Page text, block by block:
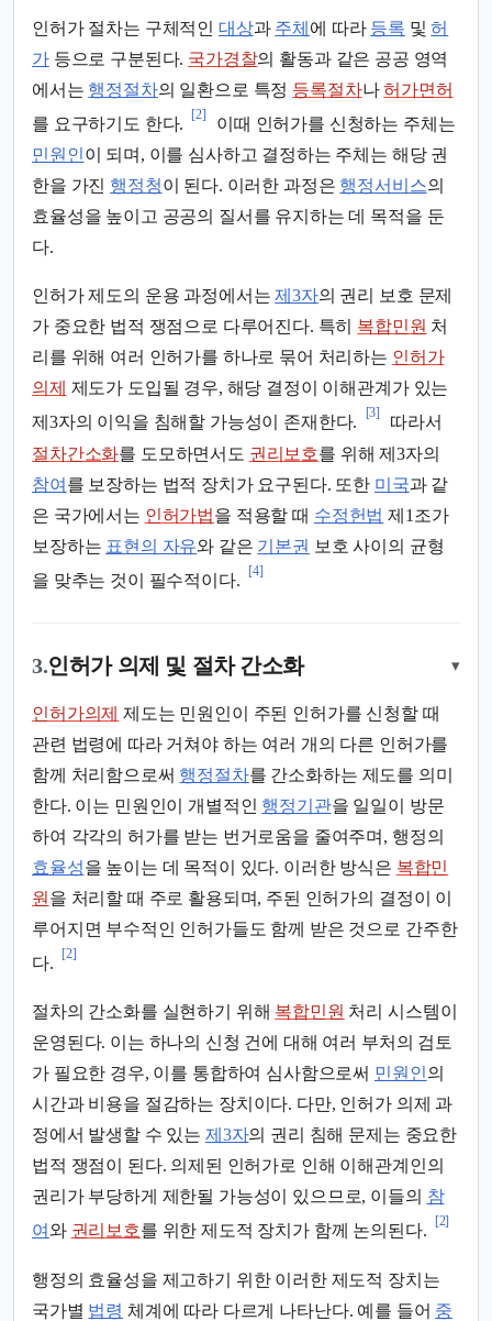
인허가 절차는 구체적인 대상과 주체 에 따라 등록 및허
가등으로 구분된다. 국가경찰의 활동과 같은 공공 영역
에서는 행정절차의 일환으로 특정 등록절차나허가면허
를 요구하기도 한다.
[2]
이때 인허가를 신청하는 주체는
민원인이 되며, 이를 심사하고 결정하는 주체는 해당 권
한을 가진 행정청이 된다. 이러한 과정은 행정서비스의
효율성을 높이고 공공의 질서를 유지하는 데 목적을 둔
다.
인허가 제도의 운용 과정에서는제3자의 권리 보호 문제
가 중요한 법적 쟁점으로 다루어진다. 특히 복합민원 처
리를 위해 여러 인허가를 하나로 묶어 처리하는 인허가
의제 제도가 도입될 경우, 해당 결정이 이해관계가 있는
제3자의 이익을 침해할 가능성이 존재한다.
[3]
따라서
절차간소화를 도모하면서도 권리보호를 위해 제3자의
참여 를 보장하는 법적 장치가 요구된다. 또한 미국과 같
은 국가에서는 인허가법을 적용할 때 수정헌법 제1조가
보장하는 표현의 자유와 같은 기본권 보호 사이의 균형
을 맞추는 것이 필수적이다.
[4]
3.인허가 의제 및 절차 간소화 ▾
인허가의제 제도는 민원인이 주된 인허가를 신청할 때
관련 법령에 따라 거쳐야 하는 여러 개의 다른 인허가를
함께 처리함으로써 행정절차를 간소화하는 제도를 의미
한다. 이는 민원인이 개별적인 행정기관을 일일이 방문
하여 각각의 허가를 받는 번거로움을 줄여주며, 행정의
효율성을 높이는 데 목적이 있다. 이러한 방식은 복합민
원 을 처리할 때 주로 활용되며, 주된 인허가의 결정이 이
루어지면 부수적인 인허가들도 함께 받은 것으로 간주한
다.
[2]
절차의 간소화를 실현하기 위해 복합민원 처리 시스템이
운영된다. 이는 하나의 신청 건에 대해 여러 부처의 검토
가 필요한 경우, 이를 통합하여 심사함으로써 민원인의
시간과 비용을 절감하는 장치이다. 다만, 인허가 의제 과
정에서 발생할 수 있는 제3자의 권리 침해 문제는 중요한
법적 쟁점이 된다. 의제된 인허가로 인해 이해관계인의
권리가 부당하게 제한될 가능성이 있으므로, 이들의 참
여 와 권리보호를 위한 제도적 장치가 함께 논의된다.
[2]
행정의 효율성을 제고하기 위한 이러한 제도적 장치는
국가별 법령 체계에 따라 다르게 나타난다. 예를 들어 중